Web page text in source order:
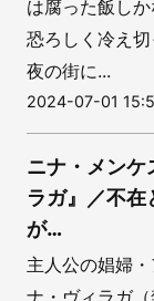
は腐った飯しか
恐ろしく冷え切
夜の街に...
2024-07-01
ニナ・メンケ
ラガ』／不
が…
主人公の娼婦
ナ・ヴィラガ